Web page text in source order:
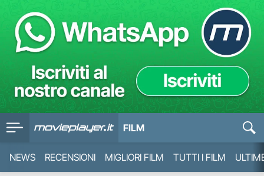
FILM
NEWS RECENSIONI MIGLIORI FILM TUTTI I FILM